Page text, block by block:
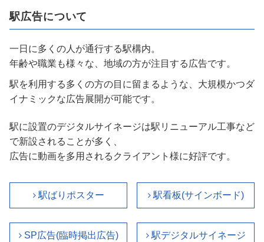
駅広告について
一日に多くの人が通行する駅構内。
年齢や職業も様々な、地域の方が注目する広告です。
駅を利用する多くの方の目に留まるような、大規模かつダ
イナミックな広告展開が可能です。
駅に設置のデジタルサイネージは駅リニューアル工事など
で新設されることが多く、
広告に動画を多用されるクライアント様に好評です。
駅ばりポスター 駅看板(サインボード)
SP広告(臨時掲出広告)
駅デジタルサイネージ